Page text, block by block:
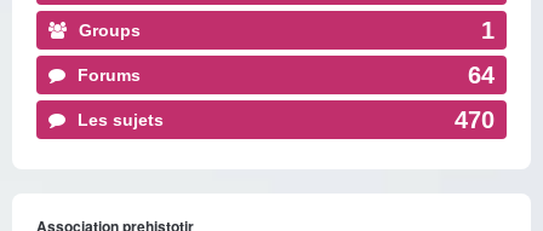
Groups 1
Forums 64
Les sujets 470
Association prehistotir